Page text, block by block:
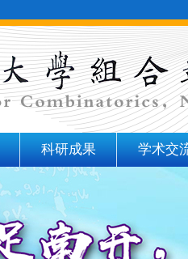
科研成果 学术交